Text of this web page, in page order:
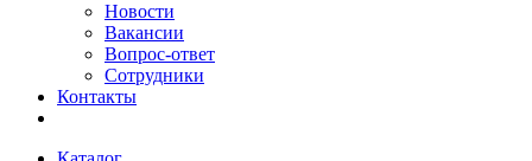
Новости
Вакансии
Вопрос-ответ
Сотрудники
Контакты